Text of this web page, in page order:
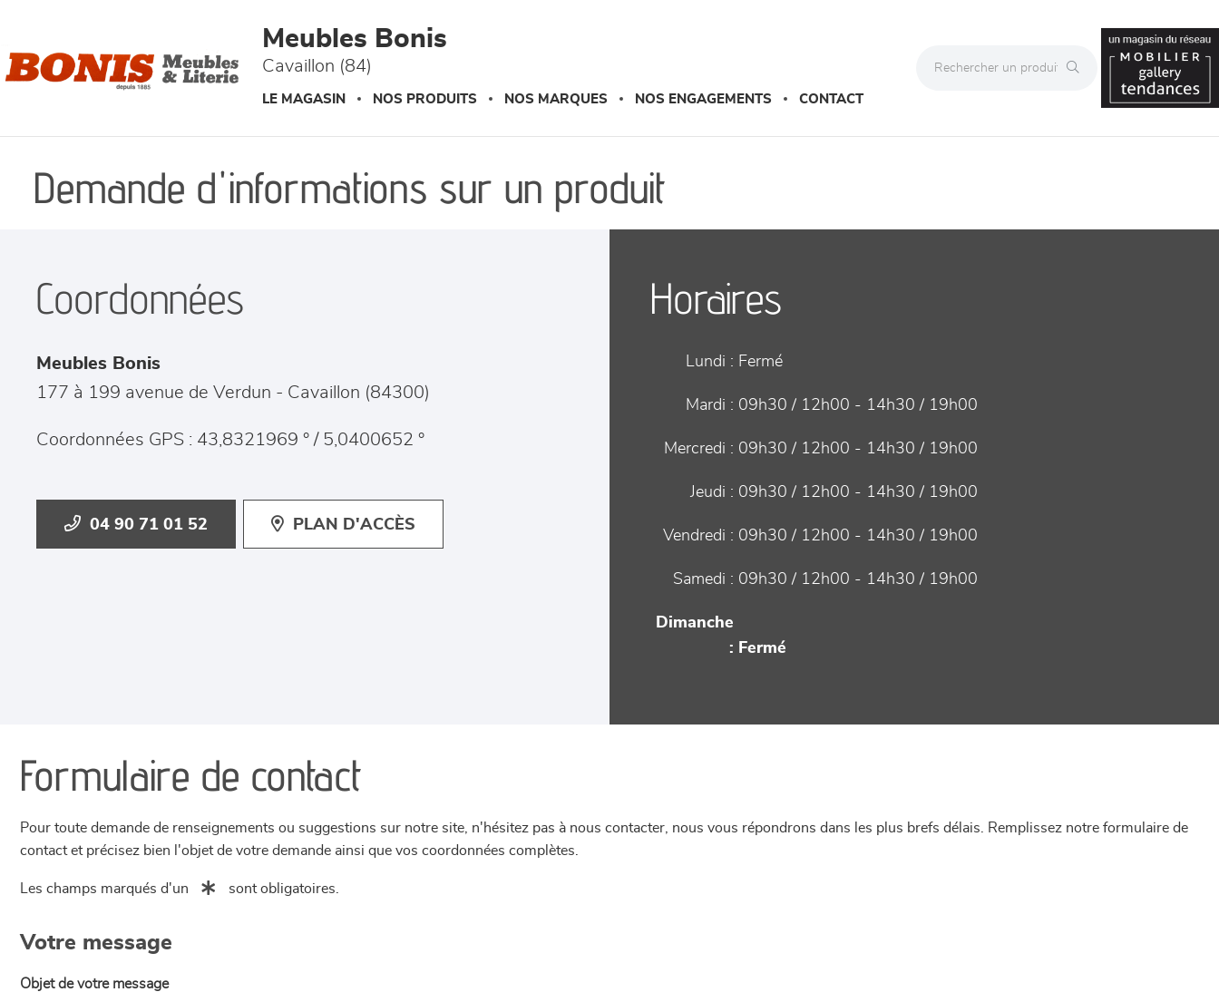
Meubles Bonis
Cavaillon (84)
LE MAGASIN NOS PRODUITS NOS MARQUES NOS ENGAGEMENTS CONTACT
Demande d'informations sur un produit
Coordonnées
Meubles Bonis
177 à 199 avenue de Verdun - Cavaillon (84300)
Coordonnées GPS : 43,8321969 ° / 5,0400652 °
04 90 71 01 52 PLAN D'ACCÈS
Horaires
Lundi : Fermé
Mardi : 09h30 / 12h00 - 14h30 / 19h00
Mercredi : 09h30 / 12h00 - 14h30 / 19h00
Jeudi : 09h30 / 12h00 - 14h30 / 19h00
Vendredi : 09h30 / 12h00 - 14h30 / 19h00
Samedi : 09h30 / 12h00 - 14h30 / 19h00
Dimanche
: Fermé
Formulaire de contact
Pour toute demande de renseignements ou suggestions sur notre site, n'hésitez pas à nous contacter, nous vous répondrons dans les plus brefs délais. Remplissez notre formulaire de
contact et précisez bien l'objet de votre demande ainsi que vos coordonnées complètes.
Les champs marqués d'un sont obligatoires.
Votre message
Objet de votre message